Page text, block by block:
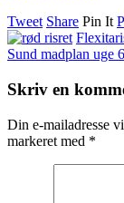
Tweet Share Pin It
Sund madplan uge
Skriv en
Din e-mailadresse
markeret med *